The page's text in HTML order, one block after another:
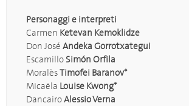
Personaggi e interpreti
Carmen Ketevan Kemoklidze
Don José Andeka Gorrotxategui
Escamillo Simón Orfila
MoralèsTimofei Baranov*
Micaëla Louise Kwong*
DancairoAlessio Verna